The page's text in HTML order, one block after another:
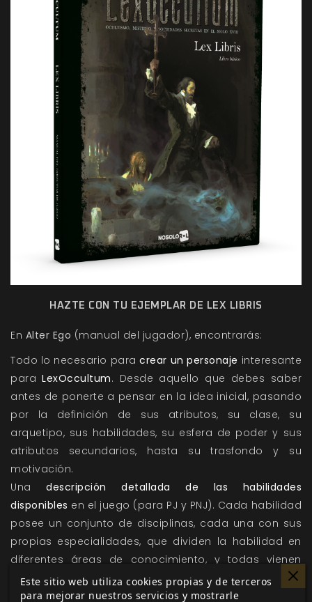
HAZTE CON TU EJEMPLAR DE LEX LIBRIS
En Alter Ego (manual del jugador), encontrarás:
Todo lo necesario paracrear un personaje interesante
paraLexOccultum. Desde aquello que debes saber
antes de ponerte a pensar en la idea inicial, pasando
por la definición de sus atributos, su clase, su
arquetipo, sus habilidades, su esfera de poder y sus
atributos secundarios, hasta su trasfondo y su
motivación.
Una descripción detallada de las habilidades
disponibles en el juego (para PJ y PNJ). Cada habilidad
posee un conjunto de disciplinas, cada una con sus
propias especialidades, que dividen la habilidad en
diferentes áreas de conocimiento, y todas vienen
profusamente detalladas en este capítulo.
Tablas y descripciones de equipocon precios de
Este sitio web utiliza cookies propias y de terceros
para mejorar nuestros servicios y mostrarle